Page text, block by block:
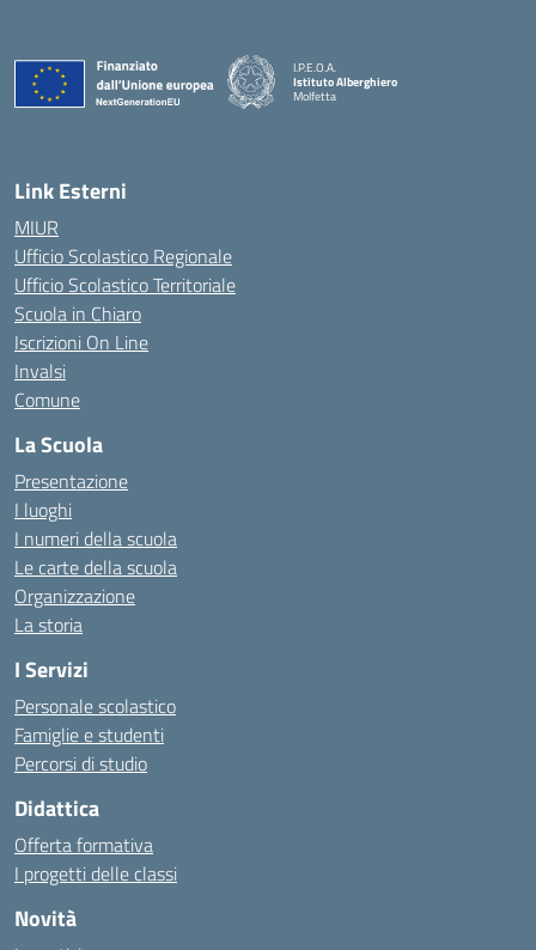
I.P.E.O.A.
Istituto Alberghiero
Molfetta
Link Esterni
MIUR
Ufficio Scolastico Regionale
Ufficio Scolastico Territoriale
Scuola in Chiaro
Iscrizioni On Line
Invalsi
Comune
La Scuola
Presentazione
I luoghi
I numeri della scuola
Le carte della scuola
Organizzazione
La storia
I Servizi
Personale scolastico
Famiglie e studenti
Percorsi di studio
Didattica
Offerta formativa
I progetti delle classi
Novità